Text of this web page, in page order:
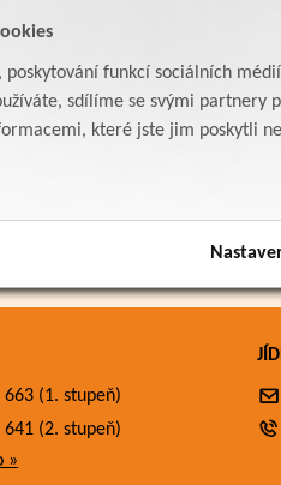
funkcí sociálních
sdílíme se svými
které jste jim poskytli
663 (1. stupeň)
641 (2. stupeň)
»